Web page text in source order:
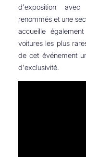
d'exposition avec
renommés et une
accueille
voitures les plus
de cet événement
d'exclusivité.